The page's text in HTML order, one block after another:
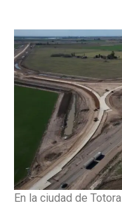
En la ciudad de